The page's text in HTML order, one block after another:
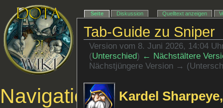
Tab-Guide zu Sniper
Version vom 8. Juni 2026, 14:04
(Unterschied) ← Nächstältere
Nächstjüngere Version →
Kardel
Navigationsmenü
Seite Diskussion Quelltext anzeigen